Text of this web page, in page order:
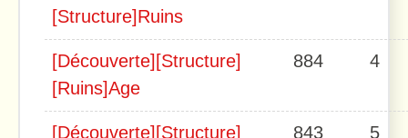
[Structure]Ruins
[Découverte][Structure]
[Ruins]Age
884 4
[Découverte][Structure] 843 5